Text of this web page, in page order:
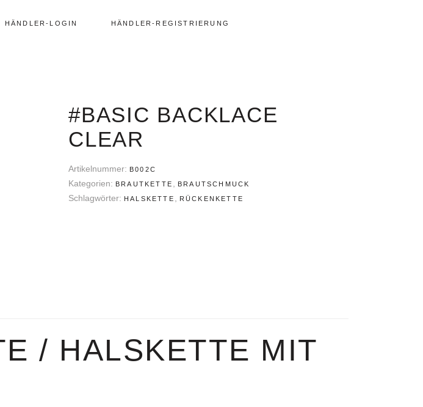
HÄNDLER-LOGIN HÄNDLER-REGISTRIERUNG
#BASIC BACKLACE
CLEAR
Artikelnummer: B002C
Kategorien: BRAUTKETTE BRAUTSCHMUCK
Schlagwörter: HALSKETTE RÜCKENKETTE
/ HALSKETTE MIT